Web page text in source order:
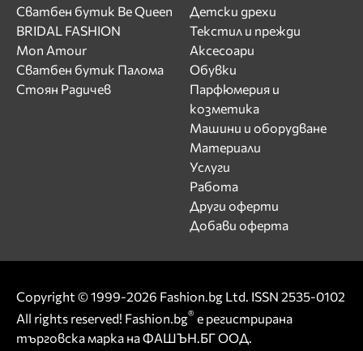
Сватбен бутик Be Queen
BRIDAL FASHION
Mon Amour
Сватбен бутик Палома
Стоян Радичев
Детски дрехи
Текстил и прежди
Аксесоари
Обувки
Парфюмерия и
козметика
Машини и оборудване
Материали
Услуги
Работа
Други оферти
Добави оферта
Copyright © 1999-2026 Fashion.bg Ltd. ISSN 2535-0102
All rights reserved! Fashion.bg® е регистрирана
търговска марка на ФАШЪН.БГ ООД.